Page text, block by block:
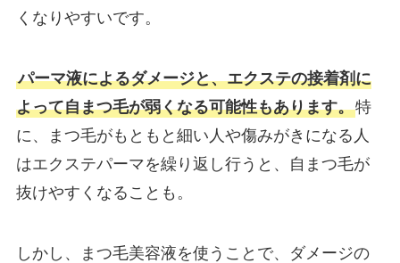
くなりやすいです。
パーマ液によるダメージと、エクステの接着剤に
よって自まつ毛が弱くなる可能性もあります。特
に、まつ毛がもともと細い人や傷みがきになる人
はエクステパーマを繰り返し行うと、自まつ毛が
抜けやすくなることも。
しかし、まつ毛美容液を使うことで、ダメージの